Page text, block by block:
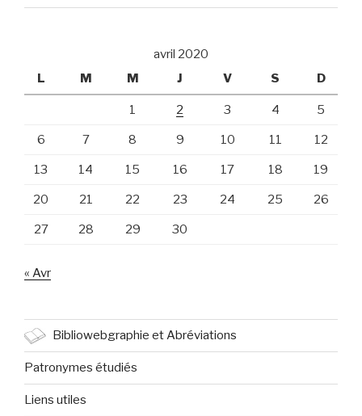
avril 2020
L
M M J V S D
1 2 3 4 5
6 7 8 9 10 11 12
13 14 15 16 17 18 19
20 21 22 23 24 25 26
27 28 29 30
« Avr
Bibliowebgraphie et Abréviations
Patronymes étudiés
Liens utiles